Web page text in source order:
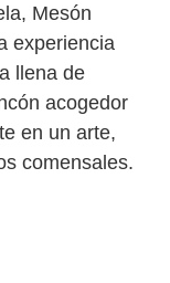
Mesón
experiencia
llena de
acogedor
en un arte,
comensales.